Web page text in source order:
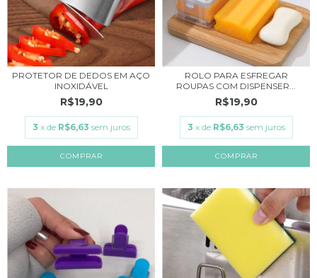
PROTETOR DE DEDOS EM AÇO
INOXIDÁVEL
R$19,90
3 x de R$6,63 sem juros
ROLO PARA ESFREGAR
ROUPAS COM DISPENSER...
R$19,90
3 x de R$6,63 sem juros
COMPRAR